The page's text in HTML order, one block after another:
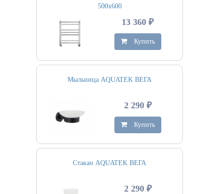
500х600
13 360 ₽
Купить
Мыльница AQUATEK ВЕГА
2 290 ₽
Купить
Стакан AQUATEK ВЕГА
2 290 ₽